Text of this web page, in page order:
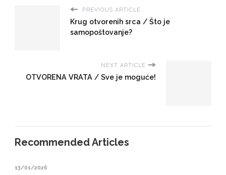
PREVIOUS ARTICLE
Krug otvorenih srca / Što je
samopoštovanje?
NEXT ARTICLE
OTVORENA VRATA / Sve je moguće!
Recommended Articles
13/01/2026